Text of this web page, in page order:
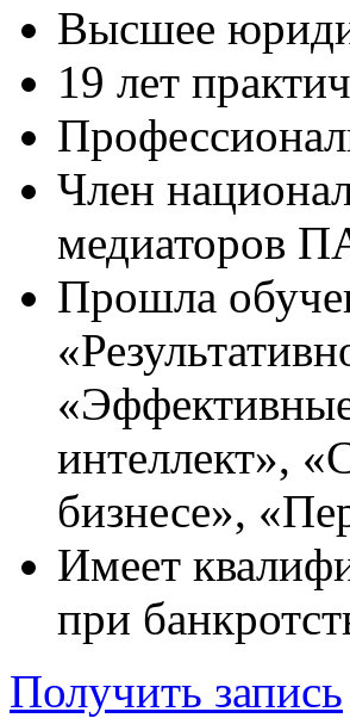
Высшее
19 лет
Член
медиаторов
Прошла
интеллект»,
бизнесе»,
Имеет
при
Получить запись